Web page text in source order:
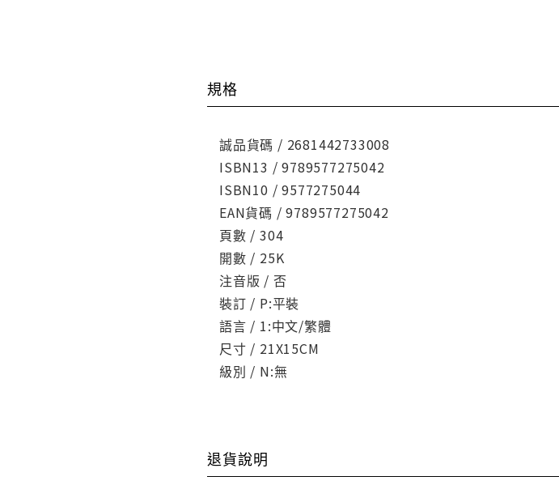
規格
誠品貨碼 / 2681442733008
ISBN13 / 9789577275042
ISBN10 / 9577275044
EAN貨碼 / 9789577275042
頁數 / 304
開數 / 25K
注音版 / 否
裝訂 / P:平裝
語言 / 1:中文/繁體
尺寸 / 21X15CM
級別 / N:無
退貨說明